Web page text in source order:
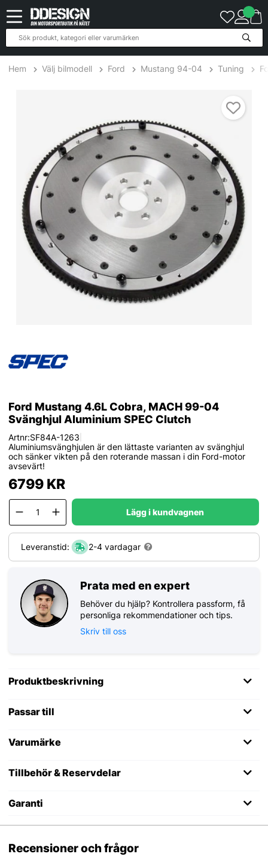
Hem Välj bilmodell Ford Mustang 94-04 Tuning
Ford Mustang 4.6L Cobra, MACH 99-04
Svänghjul Aluminium SPEC Clutch
Artnr:SF84A-1263
Aluminiumsvänghjulen är den lättaste varianten av svänghjul
och sänker vikten på den roterande massan i din Ford-motor
avsevärt!
6799KR
Lägg i kundvagnen
Leveranstid: 2-4 vardagar
Prata med en expert
Behöver du hjälp? Kontrollera passform, få
personliga rekommendationer och tips.
Skriv till oss
Produktbeskrivning
Passar till
Varumärke
Tillbehör & Reservdelar
Garanti
Recensioner och frågor